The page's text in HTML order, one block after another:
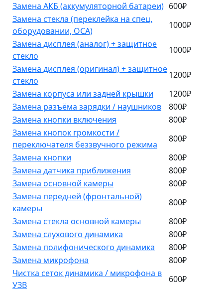
Замена АКБ (аккумуляторной батареи) 600₽
Замена стекла (переклейка на спец.
оборудовании, OCA)
1000₽
Замена дисплея (аналог) + защитное
стекло
1000₽
Замена дисплея (оригинал) + защитное
стекло
1200₽
Замена корпуса или задней крышки
1200₽
Замена разъёма зарядки / наушников
800₽
Замена кнопки включения
800₽
Замена кнопок громкости /
переключателя беззвучного режима
800₽
Замена кнопки
800₽
Замена датчика приближения
800₽
Замена основной камеры
800₽
Замена передней (фронтальной)
камеры
800₽
Замена стекла основной камеры
800₽
Замена слухового динамика
800₽
Замена полифонического динамика
800₽
Замена микрофона
800₽
Чистка сеток динамика / микрофона в
УЗВ
600₽